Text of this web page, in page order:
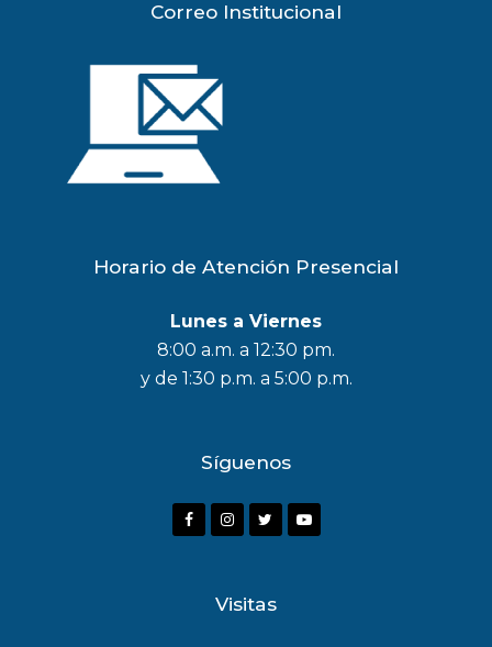
Correo Institucional
Horario de Atención Presencial
Lunes a Viernes
8:00 a.m. a 12:30 pm.
y de 1:30 p.m. a 5:00 p.m.
Síguenos
Visitas